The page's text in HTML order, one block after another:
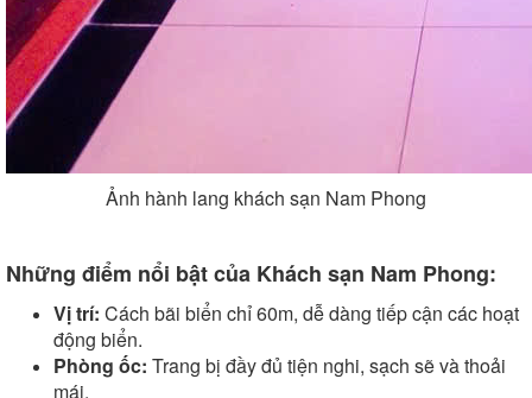
Ảnh hành lang khách sạn Nam Phong
Những điểm nổi bật của Khách sạn Nam Phong:
Vị trí: Cách bãi biển chỉ 60m, dễ dàng tiếp cận các hoạt
động biển.
Phòng ốc: Trang bị đầy đủ tiện nghi, sạch sẽ và thoải
mái.